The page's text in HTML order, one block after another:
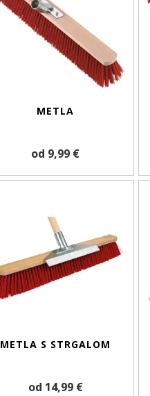
METLA
od 9,99 €
METLA S STRGALOM
od 14,99 €